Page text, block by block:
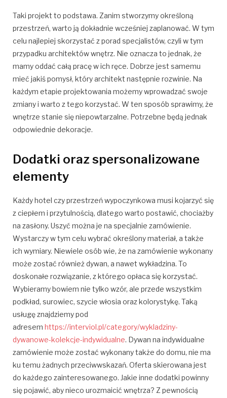
Taki projekt to podstawa. Zanim stworzymy określoną
przestrzeń, warto ją dokładnie wcześniej zaplanować. W tym
celu najlepiej skorzystać z porad specjalistów, czyli w tym
przypadku architektów wnętrz. Nie oznacza to jednak, że
mamy oddać całą pracę w ich ręce. Dobrze jest samemu
mieć jakiś pomysł, który architekt następnie rozwinie. Na
każdym etapie projektowania możemy wprowadzać swoje
zmiany i warto z tego korzystać. W ten sposób sprawimy, że
wnętrze stanie się niepowtarzalne. Potrzebne będą jednak
odpowiednie dekoracje.
Dodatki oraz spersonalizowane
elementy
Każdy hotel czy przestrzeń wypoczynkowa musi kojarzyć się
z ciepłem i przytulnością, dlatego warto postawić, chociażby
na zasłony. Uszyć można je na specjalnie zamówienie.
Wystarczy w tym celu wybrać określony materiał, a także
ich wymiary. Niewiele osób wie, że na zamówienie wykonany
może zostać również dywan, a nawet wykładzina. To
doskonałe rozwiązanie, z którego opłaca się korzystać.
Wybieramy bowiem nie tylko wzór, ale przede wszystkim
podkład, surowiec, szycie włosia oraz kolorystykę. Taką
usługę znajdziemy pod
adresem https://interviol.pl/category/wykladziny-
dywanowe-kolekcje-indywidualne. Dywan na indywidualne
zamówienie może zostać wykonany także do domu, nie ma
ku temu żadnych przeciwwskazań. Oferta skierowana jest
do każdego zainteresowanego. Jakie inne dodatki powinny
się pojawić, aby nieco urozmaicić wnętrza? Z pewnością